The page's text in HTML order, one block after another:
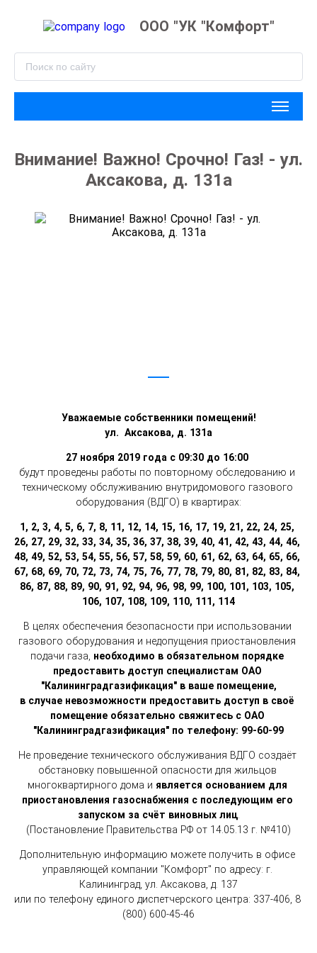
ООО "УК "Комфорт"
Внимание! Важно! Срочно! Газ! - ул.
Аксакова, д. 131а
Уважаемые собственники помещений!
ул.  Аксакова, д. 131а
27 ноября 2019 года с 09:30 до 16:00
будут проведены работы по повторному обследованию и
техническому обслуживанию внутридомового газового
оборудования (ВДГО) в квартирах:
1, 2, 3, 4, 5, 6, 7, 8, 11, 12, 14, 15, 16, 17, 19, 21, 22, 24, 25,
26, 27, 29, 32, 33, 34, 35, 36, 37, 38, 39, 40, 41, 42, 43, 44, 46,
48, 49, 52, 53, 54, 55, 56, 57, 58, 59, 60, 61, 62, 63, 64, 65, 66,
67, 68, 69, 70, 72, 73, 74, 75, 76, 77, 78, 79, 80, 81, 82, 83, 84,
86, 87, 88, 89, 90, 91, 92, 94, 96, 98, 99, 100, 101, 103, 105,
106, 107, 108, 109, 110, 111, 114
В целях обеспечения безопасности при использовании
газового оборудования и недопущения приостановления
подачи газа, необходимо в обязательном порядке
предоставить доступ специалистам ОАО
"Калининградгазификация" в ваше помещение,
в случае невозможности предоставить доступ в своё
помещение обязательно свяжитесь с ОАО
"Калининградгазификация" по телефону: 99-60-99
Не проведение технического обслуживания ВДГО создаёт
обстановку повышенной опасности для жильцов
многоквартирного дома и является основанием для
приостановления газоснабжения с последующим его
запуском за счёт виновных лиц.
(Постановление Правительства РФ от 14.05.13 г. №410)
Дополнительную информацию можете получить в офисе
управляющей компании "Комфорт" по адресу: г.
Калининград, ул. Аксакова, д. 137
или по телефону единого диспетчерского центра: 337-406, 8
(800) 600-45-46